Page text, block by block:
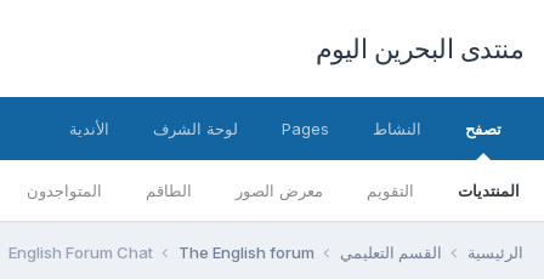
منتدى البحرين اليوم
تصفح
المنتديات التقويم معرض الصور الطاقم المتواجدون
النشاط Pages لوحة الشرف الأندية
الرئيسية القسم التعليمي The English forum
English Forum Chat